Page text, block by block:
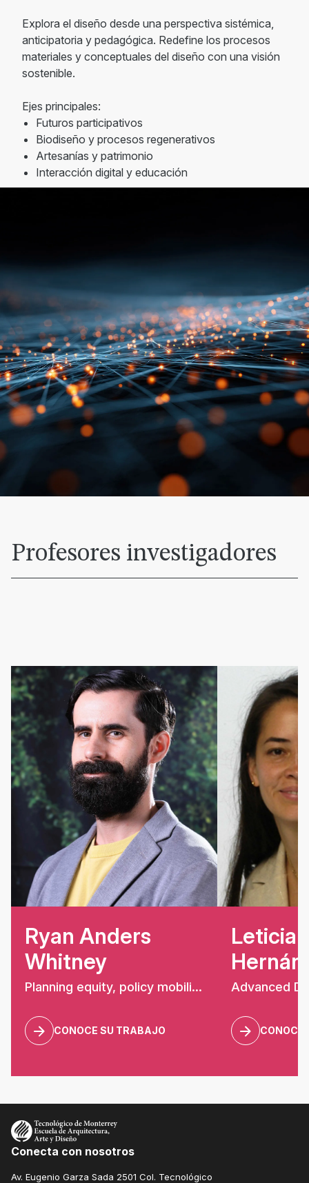
Explora el diseño desde una perspectiva sistémica,
anticipatoria y pedagógica. Redefine los procesos
materiales y conceptuales del diseño con una visión
sostenible.
Ejes principales:
Futuros participativos
Biodiseño y procesos regenerativos
Artesanías y patrimonio
Interacción digital y educación
Profesores investigadores
Ryan Anders
Whitney
Planning equity, policy mobilities, urban governance, public policy, urban planning
CONOCE SU TRABAJO
Leticia
Advanced
CONOCE
Conecta con nosotros
Av. Eugenio Garza Sada 2501 Col. Tecnológico